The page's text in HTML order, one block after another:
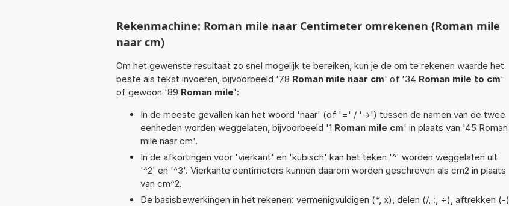
Rekenmachine: Roman mile naar Centimeter omrekenen (Roman mile
naar cm)
Om het gewenste resultaat zo snel mogelijk te bereiken, kun je de om te rekenen waarde het
beste als tekst invoeren, bijvoorbeeld '78 Roman mile naar cm' of '34 Roman mile to cm'
of gewoon '89 Roman mile':
In de meeste gevallen kan het woord 'naar' (of '=' / '->') tussen de namen van de twee
eenheden worden weggelaten, bijvoorbeeld '1 Roman mile cm' in plaats van '45 Roman
mile naar cm'.
In de afkortingen voor 'vierkant' en 'kubisch' kan het teken '^' worden weggelaten uit
'^2' en '^3'. Vierkante centimeters kunnen daarom worden geschreven als cm2 in plaats
van cm^2.
De basisbewerkingen in het rekenen: vermenigvuldigen (*, x), delen (/, :, ÷), aftrekken (-),